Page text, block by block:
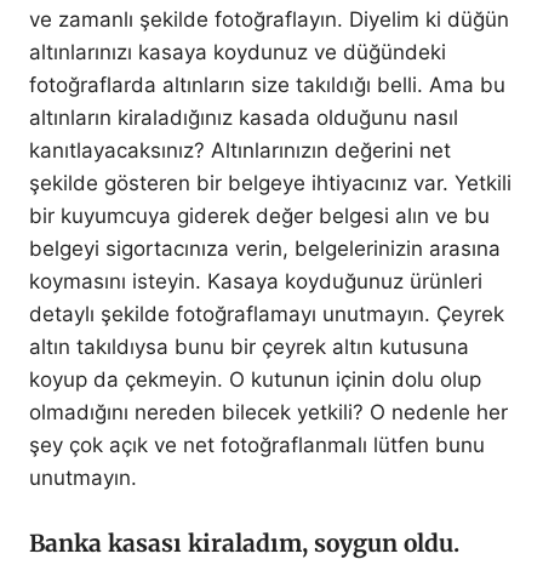
ve zamanlı şekilde fotoğraflayın. Diyelim ki düğün
altınlarınızı kasaya koydunuz ve düğündeki
fotoğraflarda altınların size takıldığı belli. Ama bu
altınların kiraladığınız kasada olduğunu nasıl
kanıtlayacaksınız? Altınlarınızın değerini net
şekilde gösteren bir belgeye ihtiyacınız var. Yetkili
bir kuyumcuya giderek değer belgesi alın ve bu
belgeyi sigortacınıza verin, belgelerinizin arasına
koymasını isteyin. Kasaya koyduğunuz ürünleri
detaylı şekilde fotoğraflamayı unutmayın. Çeyrek
altın takıldıysa bunu bir çeyrek altın kutusuna
koyup da çekmeyin. O kutunun içinin dolu olup
olmadığını nereden bilecek yetkili? O nedenle her
şey çok açık ve net fotoğraflanmalı lütfen bunu
unutmayın.
Banka kasası kiraladım, soygun oldu.